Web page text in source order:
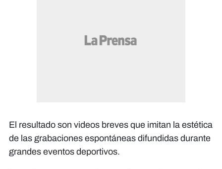
El resultado son videos breves que imitan la estética
de las grabaciones espontáneas difundidas durante
grandes eventos deportivos.